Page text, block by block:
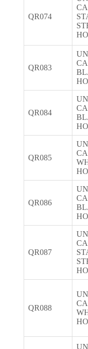
QR074
QR083
QR084
QR085
QR086
QR087
QR088